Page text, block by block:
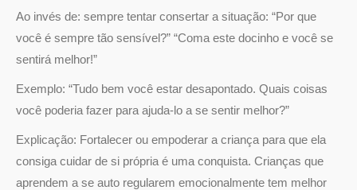
Ao invés de: sempre tentar consertar a situação: “Por que
você é sempre tão sensível?” “Coma este docinho e você se
sentirá melhor!”
Exemplo: “Tudo bem você estar desapontado. Quais coisas
você poderia fazer para ajuda-lo a se sentir melhor?”
Explicação: Fortalecer ou empoderar a criança para que ela
consiga cuidar de si própria é uma conquista. Crianças que
aprendem a se auto regularem emocionalmente tem melhor